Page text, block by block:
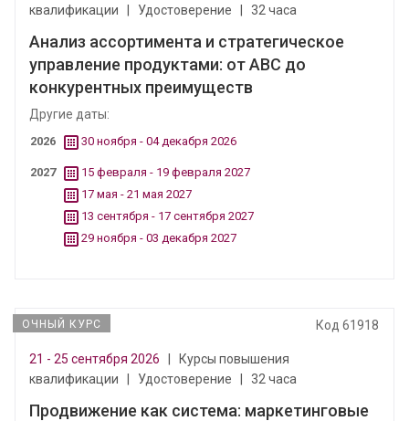
квалификации
Удостоверение 32 часа
Анализ ассортимента и стратегическое
управление продуктами: от ABC до
конкурентных преимуществ
Другие даты:
2026 30 ноября - 04 декабря 2026
2027
15 февраля - 19 февраля 2027
17 мая - 21 мая 2027
13 сентября - 17 сентября 2027
29 ноября - 03 декабря 2027
ОЧНЫЙ КУРС Код 61918
21 - 25 сентября 2026
Курсы повышения
квалификации
Удостоверение 32 часа
Продвижение как система: маркетинговые